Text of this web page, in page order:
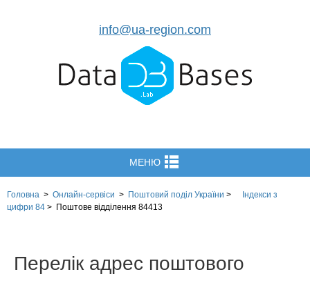
info@ua-region.com
МЕНЮ
Головна > Онлайн-сервіси > Поштовий поділ України >
Індекси з
цифри 84 > Поштове відділення 84413
Перелік адрес поштового